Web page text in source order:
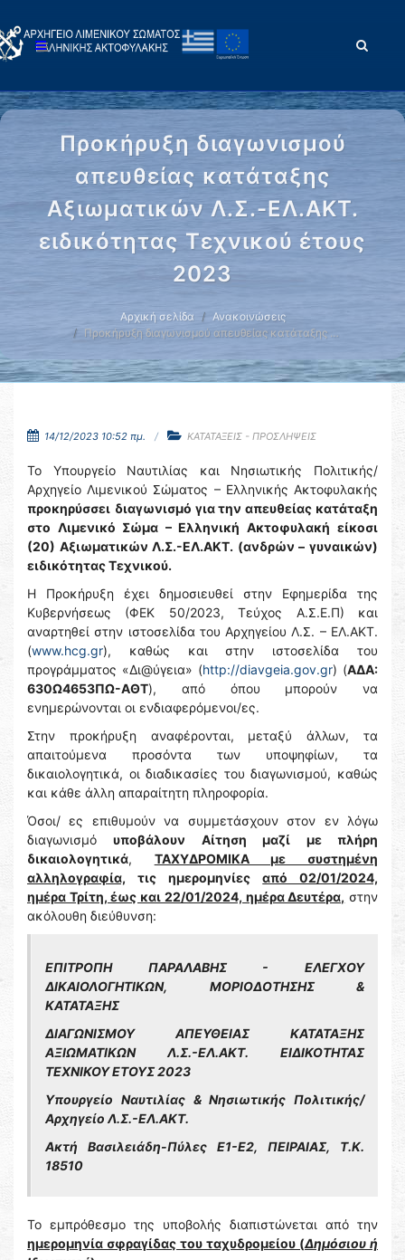
Προκήρυξη διαγωνισμού
απευθείας κατάταξης
Αξιωματικών Λ.Σ.-ΕΛ.ΑΚΤ.
ειδικότητας Τεχνικού έτους
2023
Αρχική σελίδα
Ανακοινώσεις
Προκήρυξη διαγωνισμού απευθείας κατάταξης …
14/12/2023 10:52 πμ. ΚΑΤΑΤΑΞΕΙΣ - ΠΡΟΣΛΗΨΕΙΣ
Το Υπουργείο Ναυτιλίας και Νησιωτικής Πολιτικής/
Αρχηγείο Λιμενικού Σώματος – Ελληνικής Ακτοφυλακής
προκηρύσσει διαγωνισμό για την απευθείας κατάταξη
στο Λιμενικό Σώμα – Ελληνική Ακτοφυλακή είκοσι
(20) Αξιωματικών Λ.Σ.-ΕΛ.ΑΚΤ. (ανδρών – γυναικών)
ειδικότητας Τεχνικού.
Η Προκήρυξη έχει δημοσιευθεί στην Εφημερίδα της
Κυβερνήσεως (ΦΕΚ 50/2023, Τεύχος Α.Σ.Ε.Π) και
αναρτηθεί στην ιστοσελίδα του Αρχηγείου Λ.Σ. – ΕΛ.ΑΚΤ.
(www.hcg.gr), καθώς και στην ιστοσελίδα του
προγράμματος «Δι@ύγεια» (http://diavgeia.gov.gr) (ΑΔΑ:
630Ω4653ΠΩ-ΑΘΤ), από όπου μπορούν να
ενημερώνονται οι ενδιαφερόμενοι/ες.
Στην προκήρυξη αναφέρονται, μεταξύ άλλων, τα
απαιτούμενα προσόντα των υποψηφίων, τα
δικαιολογητικά, οι διαδικασίες του διαγωνισμού, καθώς
και κάθε άλλη απαραίτητη πληροφορία.
Όσοι/ ες επιθυμούν να συμμετάσχουν στον εν λόγω
διαγωνισμόυποβάλουν Αίτηση μαζί με πλήρη
δικαιολογητικά, ΤΑΧΥΔΡΟΜΙΚΑ με συστημένη
αλληλογραφία, τις ημερομηνίες
από 02/01/2024,
ημέρα Τρίτη, έως και 22/01/2024, ημέρα Δευτέρα, στην
ακόλουθη διεύθυνση:
ΕΠΙΤΡΟΠΗ ΠΑΡΑΛΑΒΗΣ - ΕΛΕΓΧΟΥ
ΔΙΚΑΙΟΛΟΓΗΤΙΚΩΝ, ΜΟΡΙΟΔΟΤΗΣΗΣ &
ΚΑΤΑΤΑΞΗΣ
ΔΙΑΓΩΝΙΣΜΟΥ ΑΠΕΥΘΕΙΑΣ ΚΑΤΑΤΑΞΗΣ
ΑΞΙΩΜΑΤΙΚΩΝ Λ.Σ.-ΕΛ.ΑΚΤ. ΕΙΔΙΚΟΤΗΤΑΣ
ΤΕΧΝΙΚΟΥ ΕΤΟΥΣ 2023
Υπουργείο Ναυτιλίας & Νησιωτικής Πολιτικής/
Αρχηγείο Λ.Σ.-ΕΛ.ΑΚΤ.
Ακτή Βασιλειάδη-Πύλες Ε1-Ε2, ΠΕΙΡΑΙΑΣ, Τ.Κ.
18510
Το εμπρόθεσμο της υποβολής διαπιστώνεται από την
ημερομηνία σφραγίδας του ταχυδρομείου (Δημόσιου ή